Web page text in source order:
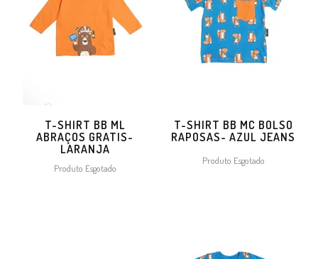
T-SHIRT BB ML
ABRAÇOS GRATIS-
LARANJA
Produto Esgotado
T-SHIRT BB MC BOLSO
RAPOSAS- AZUL JEANS
Produto Esgotado